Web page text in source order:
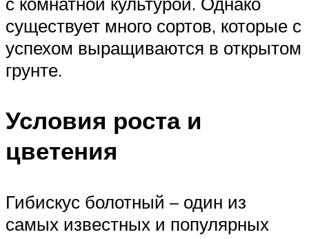
существует много сортов, которые с
успехом выращиваются в открытом
грунте.
Условия роста и
цветения
Гибискус болотный – один из
самых известных и популярных